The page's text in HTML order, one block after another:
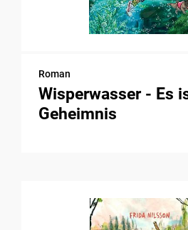
Roman
Wisperwasser - Es
Geheimnis